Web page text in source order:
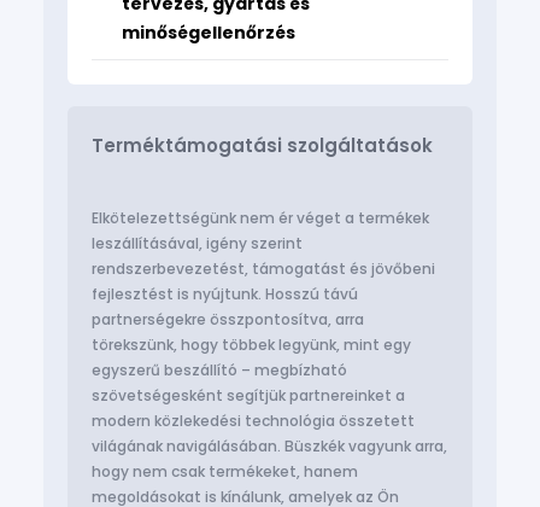
minőségellenőrzés
Terméktámogatási szolgáltatások
Elkötelezettségünk nem ér véget a termékek
leszállításával, igény szerint
rendszerbevezetést, támogatást és jövőbeni
fejlesztést is nyújtunk. Hosszú távú
partnerségekre összpontosítva, arra
törekszünk, hogy többek legyünk, mint egy
egyszerű beszállító – megbízható
szövetségesként segítjük partnereinket a
modern közlekedési technológia összetett
világának navigálásában. Büszkék vagyunk arra,
hogy nem csak termékeket, hanem
megoldásokat is kínálunk, amelyek az Ön